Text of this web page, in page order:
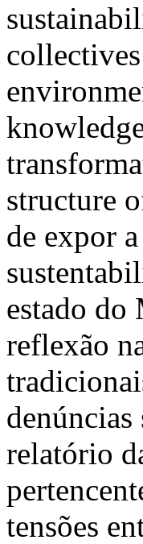
structure
de expor
estado do
reflexão
relatório
tensões